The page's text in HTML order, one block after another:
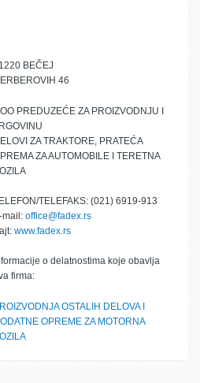
BEČEJ
46
PREDUZEĆE ZA PROIZVODNJU I
ZA TRAKTORE, PRATEĆA
ZA AUTOMOBILE I TERETNA
TELEFAKS: (021) 6919-913
mail: office@fadex.rs
www.fadex.rs
o delatnostima koje obavlja
firma:
OSTALIH DELOVA I
OPREME ZA MOTORNA